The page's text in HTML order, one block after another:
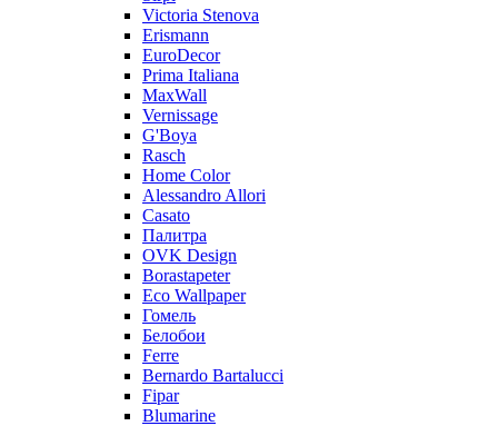
Victoria Stenova
Erismann
EuroDecor
Prima Italiana
MaxWall
Vernissage
G'Boya
Rasch
Home Color
Alessandro Allori
Casato
Палитра
OVK Design
Borastapeter
Eco Wallpaper
Гомель
Белобои
Ferre
Bernardo Bartalucci
Fipar
Blumarine